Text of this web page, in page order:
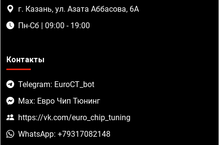
г. Казань, ул. Азата Аббасова, 6А
Пн-Сб | 09:00 - 19:00
Контакты
Telegram: EuroCT_bot
Max: Евро Чип Тюнинг
https://vk.com/euro_chip_tuning
WhatsApp: +79317082148